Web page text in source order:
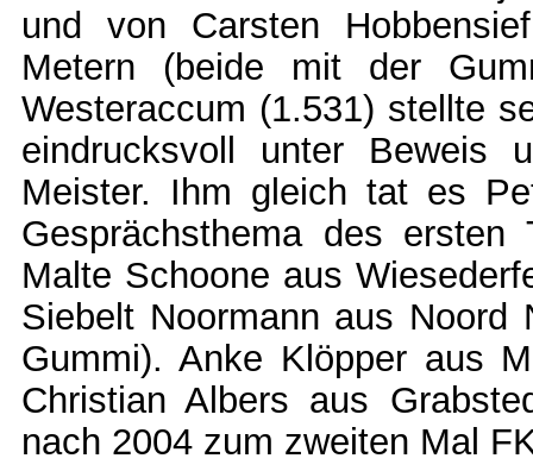
und von Carsten
Metern (beide mit der
Westeraccum (1.531) stellte
eindrucksvoll unter Beweis
Meister. Ihm gleich tat es
Gesprächsthema des
Malte Schoone aus
Siebelt Noormann aus Noord
Gummi). Anke Klöpper aus
Christian Albers aus
nach 2004 zum zweiten Mal